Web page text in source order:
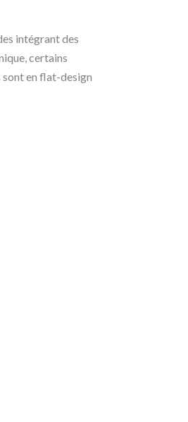
intégrant des
certains
sont en flat-design